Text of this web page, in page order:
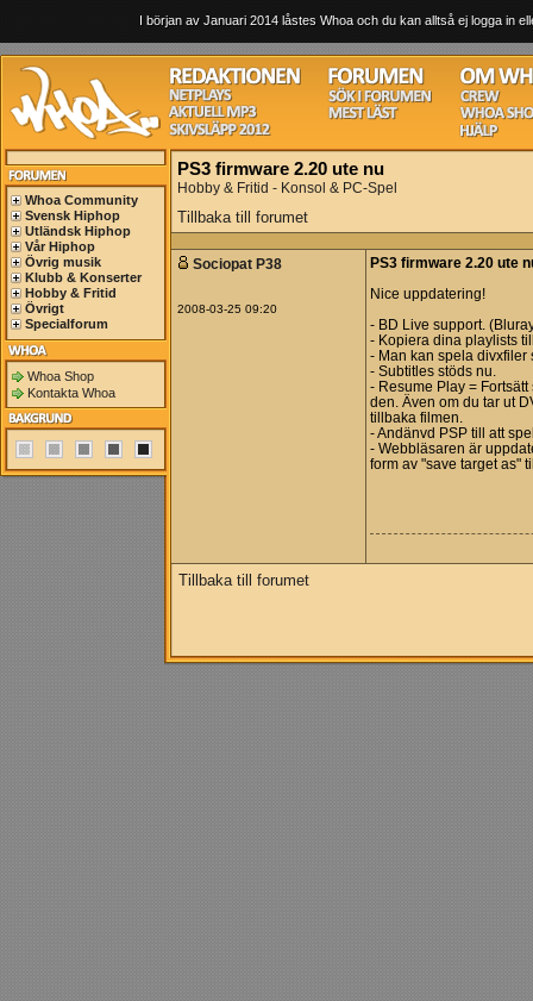
I början av Januari 2014 låstes Whoa och du kan alltså ej logga in
Whoa Community
Svensk Hiphop
Utländsk Hiphop
Vår Hiphop
Övrig musik
Klubb & Konserter
Hobby & Fritid
Övrigt
Specialforum
Whoa Shop
Kontakta Whoa
PS3 firmware 2.20 ute nu
Hobby & Fritid - Konsol & PC-Spel
Tillbaka till forumet
Sociopat P38
2008-03-25 09:20
PS3 firmware 2.20 ute
Nice uppdatering!
- BD Live support.
- Kopiera dina playlists
- Man kan spela divxfiler
- Subtitles stöds nu.
- Resume Play =
den. Även om du tar ut
tillbaka filmen.
- Andänvd PSP till att
- Webbläsaren är
form av "save target as"
Tillbaka till forumet